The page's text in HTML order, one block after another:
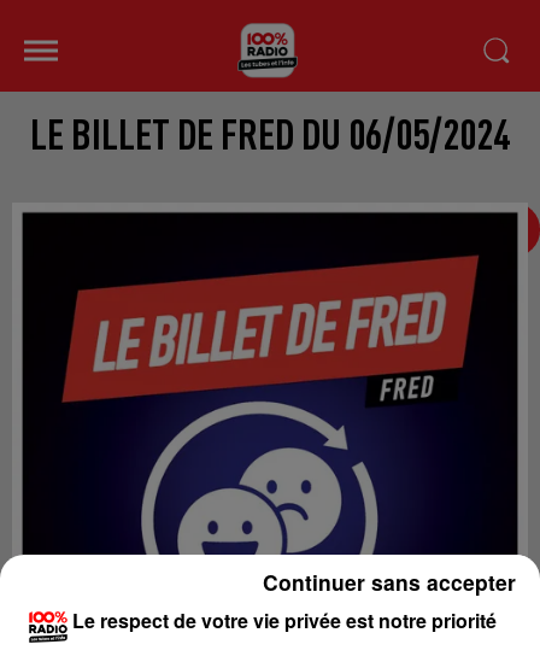
LE BILLET DE FRED DU 06/05/2024
Le respect de votre vie privée est notre priorité
Continuer sans accepter